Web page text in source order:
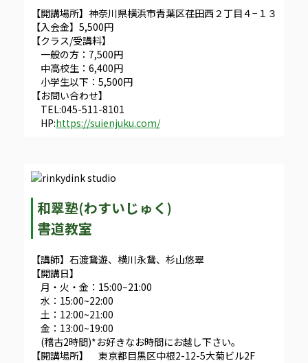
【開講場所】神奈川県横浜市青葉区荏田西２丁目４−１３
【入会金】5,500円
【クラス/受講料】
一般の方：7,500円
中高校生：6,400円
小学生以下：5,500円
【お問い合わせ】
TEL:045-511-8101
HP:https://suienjuku.com/
和翠塾(わすいじゅく)
書道教室
【講師】石渡鵞遊、横川永鵞、杉山悠翠
【開講日】
月・火・金：15:00~21:00
水：15:00~22:00
土：12:00~21:00
金：13:00~19:00
(稽古2時間)*お好きなお時間にお越し下さい。
【開講場所】 東京都目黒区中根2-12-5大菊ビル2F